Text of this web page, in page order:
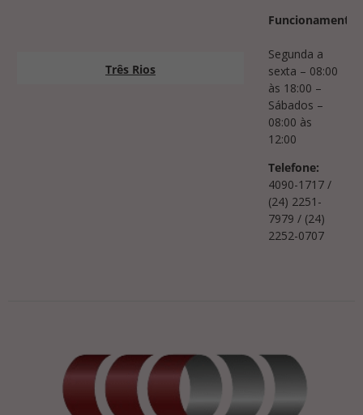
Três Rios
Funcionamento:
Segunda a
sexta – 08:00
às 18:00 –
Sábados –
08:00 às
12:00
Telefone:
4090-1717 /
(24) 2251-
7979 / (24)
2252-0707